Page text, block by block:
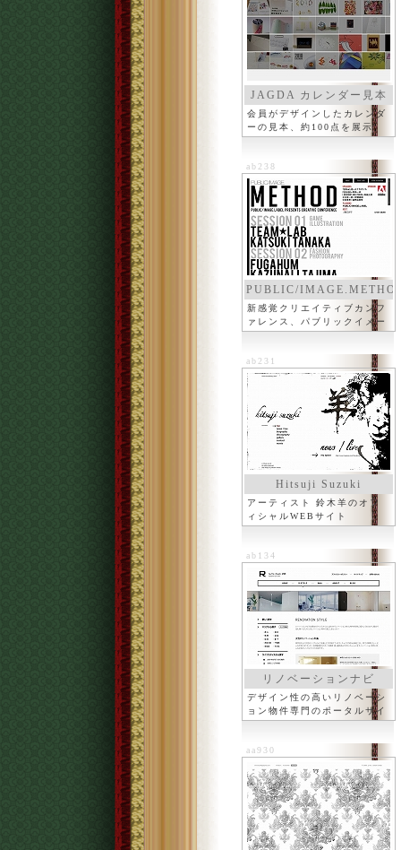
JAGDA カレンダー見本
市
会員がデザインしたカレンダ
ーの見本、約100点を展示
ab238
PUBLIC/
新感覚クリエイティブカンフ
ァレンス、パブリックイメー
ジ
ab231
Hitsuji Suzuki
アーティスト 鈴木羊のオフ
ィシャルWEBサイト
ab134
リノベーションナビ
デザイン性の高いリノベーシ
ョン物件専門のポータルサイ
ト
aa930